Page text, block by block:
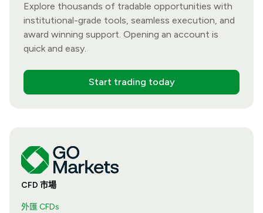
Explore thousands of tradable opportunities with
institutional-grade tools, seamless execution, and
award winning support. Opening an account is
quick and easy.
Start trading today
CFD 市場
外匯 CFDs